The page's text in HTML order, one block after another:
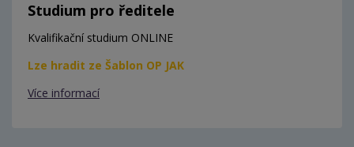
Studium pro ředitele
Kvalifikační studium ONLINE
Lze hradit ze Šablon OP JAK
Více informací